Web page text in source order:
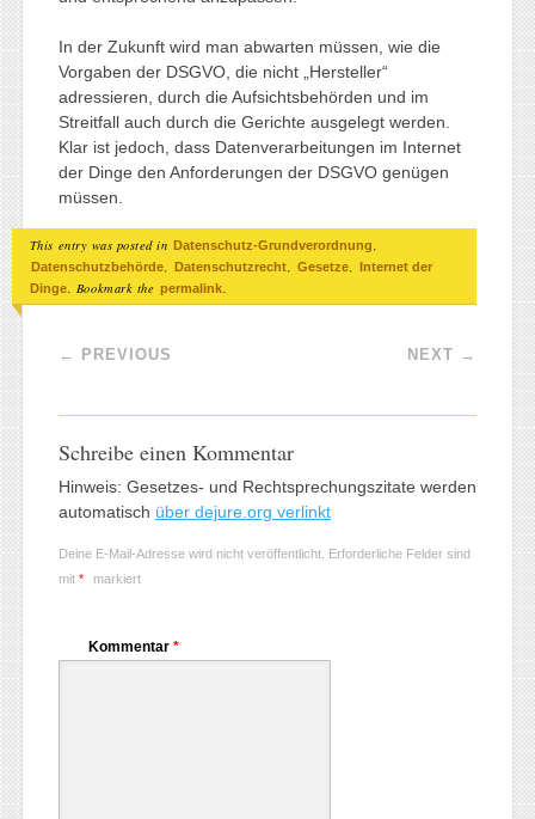
In der Zukunft wird man abwarten müssen, wie die
Vorgaben der DSGVO, die nicht „Hersteller“
adressieren, durch die Aufsichtsbehörden und im
Streitfall auch durch die Gerichte ausgelegt werden.
Klar ist jedoch, dass Datenverarbeitungen im Internet
der Dinge den Anforderungen der DSGVO genügen
müssen.
This entry was posted in Datenschutz-Grundverordnung,
Datenschutzbehörde, Datenschutzrecht, Gesetze,
Internet der
Dinge. Bookmark the permalink.
Post navigation
← PREVIOUS NEXT →
Schreibe einen Kommentar
Hinweis: Gesetzes- und Rechtsprechungszitate werden
automatisch über dejure.org verlinkt
Deine E-Mail-Adresse wird nicht veröffentlicht. Erforderliche Felder sind
mit * markiert
Kommentar *